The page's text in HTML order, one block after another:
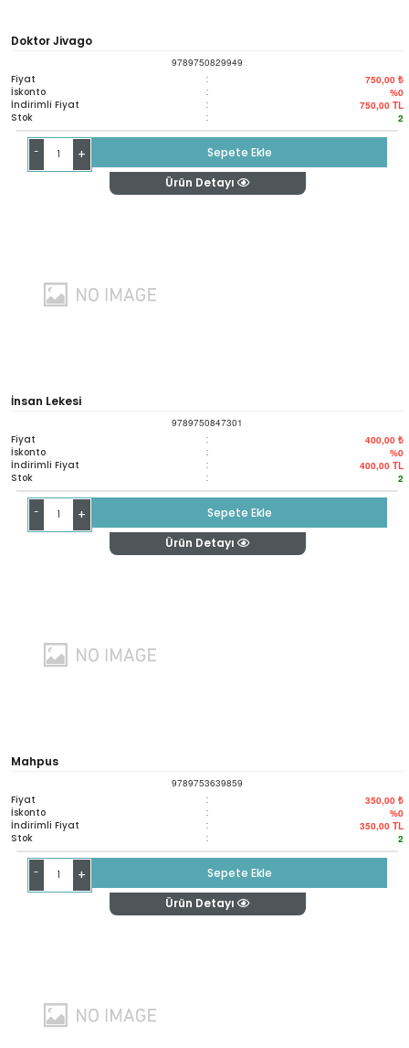
Doktor Jivago
9789750829949
Fiyat : 750,00 ₺
İskonto : %0
İndirimli Fiyat : 750,00 TL
Stok : 2
- +
Sepete Ekle
Ürün Detayı
İnsan Lekesi
9789750847301
Fiyat : 400,00 ₺
İskonto : %0
İndirimli Fiyat : 400,00 TL
Stok : 2
- +
Sepete Ekle
Ürün Detayı
Mahpus
9789753639859
Fiyat : 350,00 ₺
İskonto : %0
İndirimli Fiyat : 350,00 TL
Stok : 2
- +
Sepete Ekle
Ürün Detayı